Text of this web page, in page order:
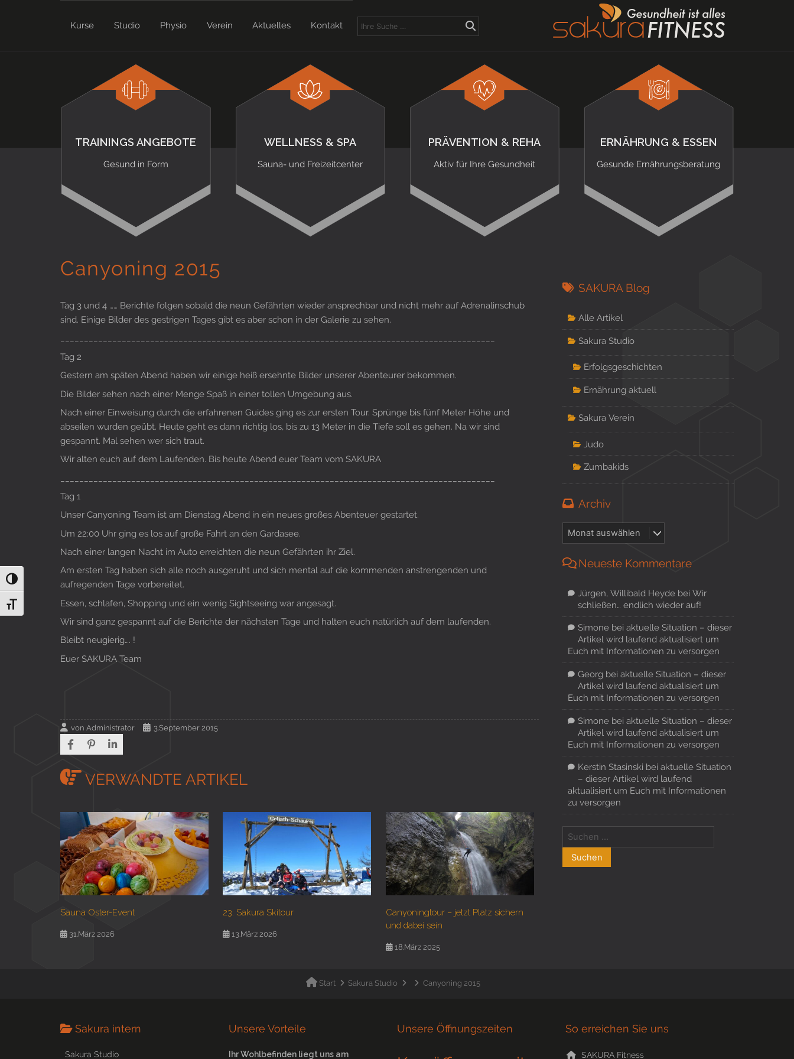
Umschalten auf hohe Kontraste
Schrift vergrößern
Kurse Studio Physio Verein Aktuelles Kontakt
TRAININGS ANGEBOTE
Gesund in Form
WELLNESS & SPA
Sauna- und Freizeitcenter
PRÄVENTION & REHA
Aktiv für Ihre Gesundheit
ERNÄHRUNG & ESSEN
Gesunde Ernährungsberatung
Canyoning 2015
Tag 3 und 4 …… Berichte folgen sobald die neun Gefährten wieder ansprechbar und nicht mehr auf Adrenalinschub
sind. Einige Bilder des gestrigen Tages gibt es aber schon in der Galerie zu sehen.
Tag 2
Gestern am späten Abend haben wir einige heiß ersehnte Bilder unserer Abenteurer bekommen.
Die Bilder sehen nach einer Menge Spaß in einer tollen Umgebung aus.
Nach einer Einweisung durch die erfahrenen Guides ging es zur ersten Tour. Sprünge bis fünf Meter Höhe und
abseilen wurden geübt. Heute geht es dann richtig los, bis zu 13 Meter in die Tiefe soll es gehen. Na wir sind
gespannt. Mal sehen wer sich traut.
Wir alten euch auf dem Laufenden. Bis heute Abend euer Team vom SAKURA
Tag 1
Unser Canyoning Team ist am Dienstag Abend in ein neues großes Abenteuer gestartet.
Um 22:00 Uhr ging es los auf große Fahrt an den Gardasee.
Nach einer langen Nacht im Auto erreichten die neun Gefährten ihr Ziel.
Am ersten Tag haben sich alle noch ausgeruht und sich mental auf die kommenden anstrengenden und
aufregenden Tage vorbereitet.
Essen, schlafen, Shopping und ein wenig Sightseeing war angesagt.
Wir sind ganz gespannt auf die Berichte der nächsten Tage und halten euch natürlich auf dem laufenden.
Bleibt neugierig…. !
Euer SAKURA Team
von Administrator 3.September 2015
VERWANDTE ARTIKEL
Sauna Oster-Event
31.März 2026
23. Sakura Skitour
13.März 2026
Canyoningtour – jetzt Platz sichern
und dabei sein
18.März 2025
SAKURA Blog
Alle Artikel
Sakura Studio
Erfolgsgeschichten
Ernährung aktuell
Sakura Verein
Judo
Zumbakids
Archiv
Neueste Kommentare
Jürgen, Willibald Heydebei Wir
schließen… endlich wieder auf!
Simonebei aktuelle Situation – dieser
Artikel wird laufend aktualisiert um
Euch mit Informationen zu versorgen
Georg bei aktuelle Situation – dieser
Artikel wird laufend aktualisiert um
Euch mit Informationen zu versorgen
Simonebei aktuelle Situation – dieser
Artikel wird laufend aktualisiert um
Euch mit Informationen zu versorgen
Kerstin Stasinski bei aktuelle Situation
– dieser Artikel wird laufend
aktualisiert um Euch mit Informationen
zu versorgen
Start Sakura Studio Canyoning 2015
Sakura intern
Sakura Studio
Unsere Vorteile
Ihr Wohlbefinden liegt uns am
Unsere Öffnungszeiten So erreichen Sie uns
SAKURA Fitness